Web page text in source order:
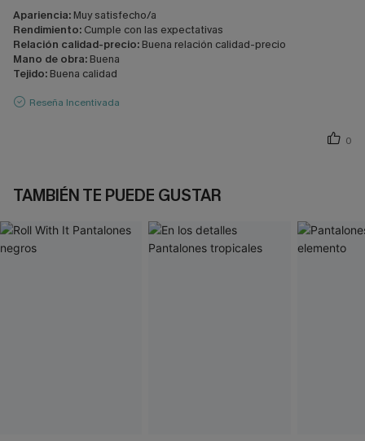
Apariencia: Muy satisfecho/a
Rendimiento: Cumple con las expectativas
Relación calidad-precio: Buena relación calidad-precio
Mano de obra: Buena
Tejido: Buena calidad
Reseña Incentivada
0
TAMBIÉN TE PUEDE GUSTAR